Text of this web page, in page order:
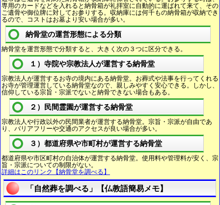
専用のカードなどを入れると納骨箱が礼拝室に自動的に運ばれて来て、その
ご遺骨や御位牌に対してお参りする。収納庫には何千もの納骨箱が収納でき
るので、コストはお墓より安い場合が多い。
納骨堂の運営形態による分類
納骨堂を運営形態で分類すると、大きく次の３つに区分できる。
１）寺院や宗教法人が運営する納骨堂
宗教法人が運営するお寺の境内にある納骨堂。お葬式や法事を行ってくれる
お寺が管理運営している納骨堂なので、親しみやすく安心できる。しかし、
信仰している宗旨・宗派でないと納骨できない場合もある。
２）民間霊園が運営する納骨堂
宗教法人や行政以外の民間業者が運営する納骨堂。宗旨・宗派が自由であ
り、バリアフリーや交通のアクセスが良い場合が多い。
３）都道府県や市町村が運営する納骨堂
都道府県や市区町村の自治体が運営する納骨堂。使用料や管理料が安く、宗
旨・宗派についての制限がない。
詳細はこのリンク【納骨堂を調べる】
「自然葬を調べる」【仏教語簡易メモ】